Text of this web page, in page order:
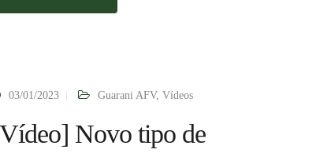
03/01/2023 Guarani AFV, Vídeos
Novo tipo de